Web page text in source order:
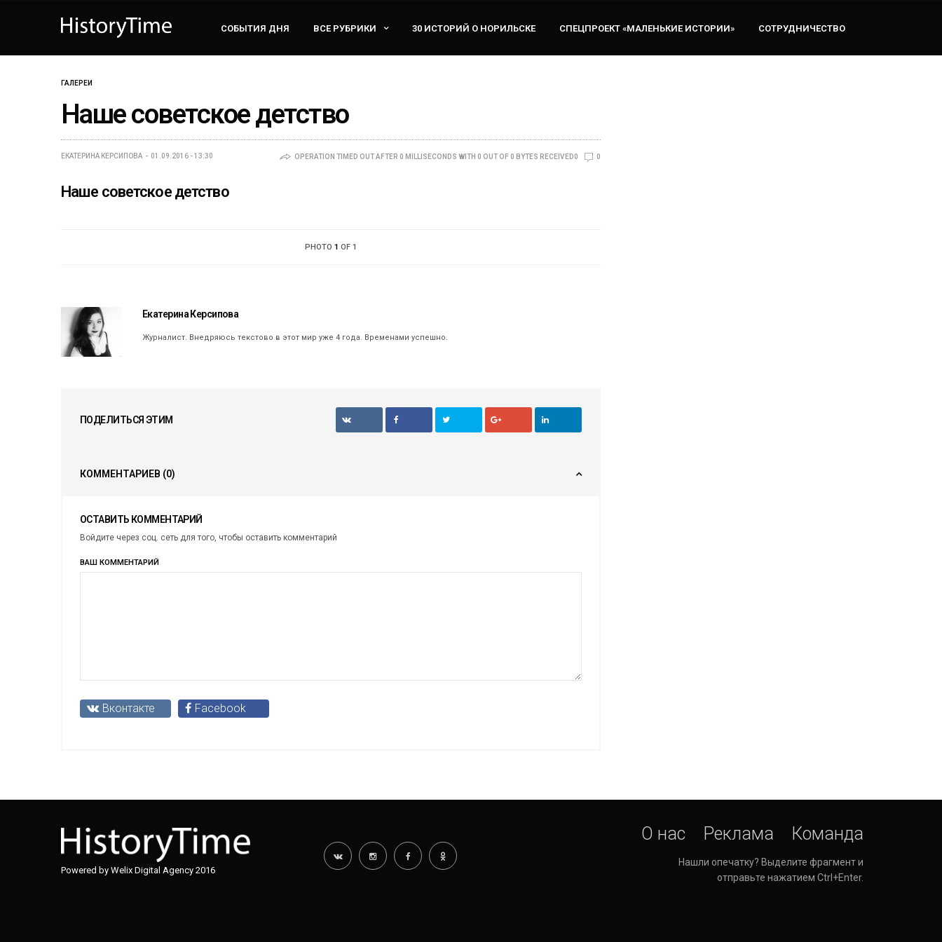
СОБЫТИЯ ДНЯ ВСЕ РУБРИКИ 30 ИСТОРИЙ О НОРИЛЬСКЕ СПЕЦПРОЕКТ «МАЛЕНЬКИЕ ИСТОРИИ» СОТРУДНИЧЕСТВО
ГАЛЕРЕИ
Наше советское детство
ЕКАТЕРИНА КЕРСИПОВА 01.09.2016 - 13:30 OPERATION TIMED OUT AFTER 0 MILLISECONDS WITH 0 OUT OF 0 BYTES RECEIVED0 0
Наше советское детство
PHOTO 1 OF 1
Екатерина Керсипова
Журналист. Внедряюсь текстово в этот мир уже 4 года. Временами успешно.
ПОДЕЛИТЬСЯ ЭТИМ
КОММЕНТАРИЕВ (0)
ОСТАВИТЬ КОММЕНТАРИЙ
Войдите через соц. сеть для того, чтобы оставить комментарий
ВАШ КОММЕНТАРИЙ
Вконтакте Facebook
Powered by Welix Digital Agency 2016
О нас Реклама Команда
Нашли опечатку? Выделите фрагмент и
отправьте нажатием Ctrl+Enter.